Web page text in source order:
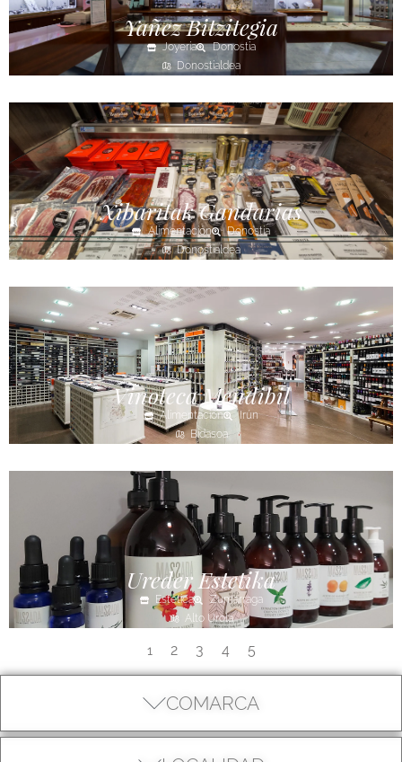
COMARCA
Yañez Bitzitegia
Joyería
Donostia
Donostialdea
Xibaritak Gandarias
Alimentación
Donostia
Donostialdea
Vinoteca Mendibil
Alimentación
Irún
Bidasoa
Ureder Estetika
Estética
Zumarraga
Alto Urola
1 2 3 4 5